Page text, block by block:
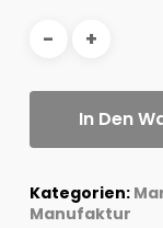
In Den
Kategorien:
Manufaktur